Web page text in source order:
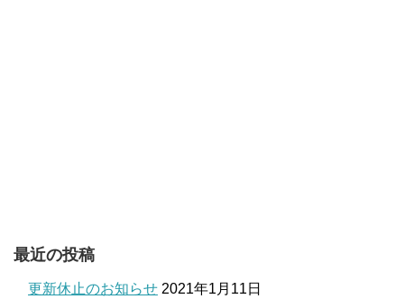
最近の投稿
更新休止のお知らせ 2021年1月11日